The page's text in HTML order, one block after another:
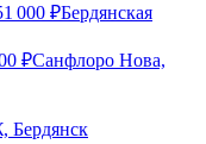
000 ₽Бердянская
₽Санфлоро Нова,